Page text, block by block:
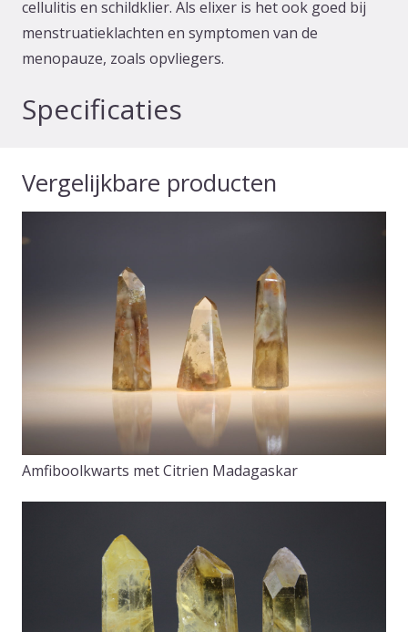
cellulitis en schildklier. Als elixer is het ook goed bij
menstruatieklachten en symptomen van de
menopauze, zoals opvliegers.
Specificaties
Vergelijkbare producten
Amfiboolkwarts met Citrien Madagaskar